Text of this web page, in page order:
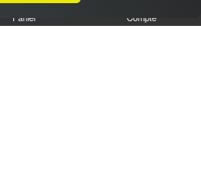
Tajines
Panier Compte